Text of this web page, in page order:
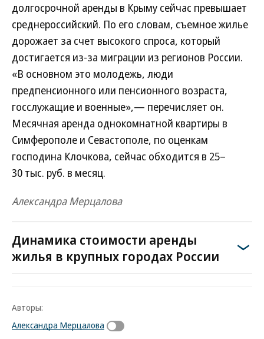
долгосрочной аренды в Крыму сейчас превышает
среднероссийский. По его словам, съемное жилье
дорожает за счет высокого спроса, который
достигается из-за миграции из регионов России.
«В основном это молодежь, люди
предпенсионного или пенсионного возраста,
госслужащие и военные»,— перечисляет он.
Месячная аренда однокомнатной квартиры в
Симферополе и Севастополе, по оценкам
господина Клочкова, сейчас обходится в 25–
30 тыс. руб. в месяц.
Александра Мерцалова
Динамика стоимости аренды
жилья в крупных городах России
Авторы:
Александра Мерцалова